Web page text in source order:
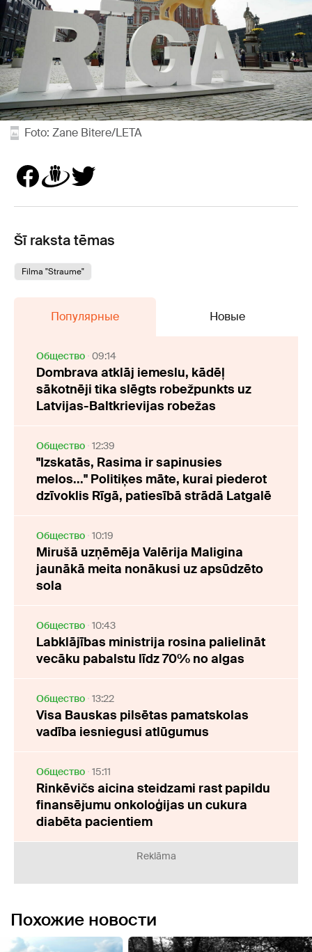
Foto: Zane Bitere/LETA
Šī raksta tēmas
Filma "Straume"
Популярные Новые
Oбщество 09:14
Dombrava atklāj iemeslu, kādēļ
sākotnēji tika slēgts robežpunkts uz
Latvijas-Baltkrievijas robežas
Oбщество 12:39
"Izskatās, Rasima ir sapinusies
melos..." Politiķes māte, kurai piederot
dzīvoklis Rīgā, patiesībā strādā Latgalē
Oбщество 10:19
Mirušā uzņēmēja Valērija Maligina
jaunākā meita nonākusi uz apsūdzēto
sola
Oбщество 10:43
Labklājības ministrija rosina palielināt
vecāku pabalstu līdz 70% no algas
Oбщество 13:22
Visa Bauskas pilsētas pamatskolas
vadība iesniegusi atlūgumus
Oбщество 15:11
Rinkēvičs aicina steidzami rast papildu
finansējumu onkoloģijas un cukura
diabēta pacientiem
Reklāma
Похожие новости